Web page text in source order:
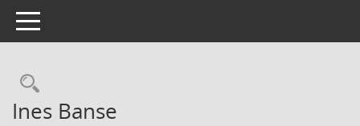
Toggle navigation
Rechercheauswahl
Ines Banse